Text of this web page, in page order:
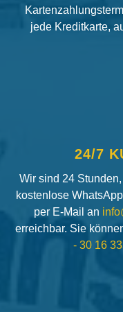
jede Kreditkarte,
24/7
Wir sind 24
kostenlose
per E-Mail an
erreichbar. Sie
- 30 16